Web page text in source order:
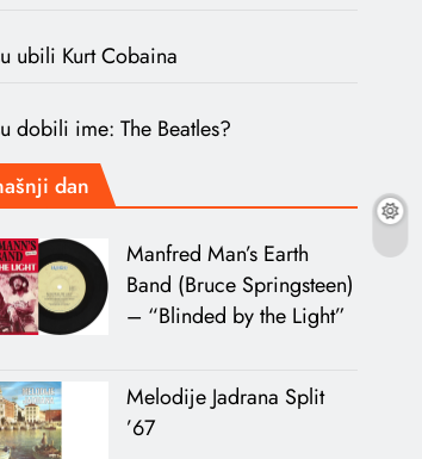
ubili Kurt Cobaina
dobili ime: The Beatles?
dan
Manfred Man’s Earth
Band (Bruce Springsteen)
– “Blinded by the Light”
Melodije Jadrana Split
’67